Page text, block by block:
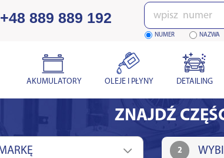
+48 889 889 192 Wpisz
numer
NUMER NAZWA
AKUMULATORY OLEJE I PŁYNY DETAILING
ZNAJDŹ
2